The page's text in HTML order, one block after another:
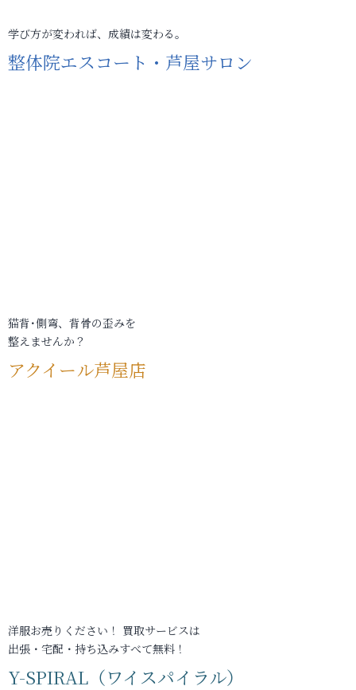
学び方が変われば、成績は変わる。
整体院エスコート・芦屋サロン
猫背･側弯、背骨の歪みを
整えませんか？
アクイール芦屋店
洋服お売りください！ 買取サービスは
出張・宅配・持ち込みすべて無料！
Y-SPIRAL（ワイスパイラル）